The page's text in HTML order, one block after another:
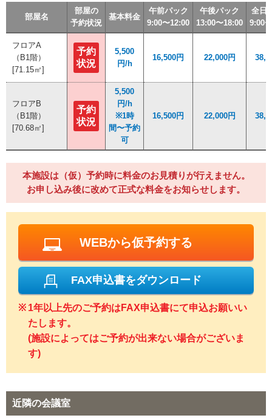
部屋名
部屋の
予約状況
基本料金
午前パック
9:00〜12:00
午後パック
13:00〜18:00
全日
9:00
部屋名
部屋の
予約状況
基本料金
午前パック
9:00〜12:00
午後パック
13:00〜18:00
全日
9:00
部屋名
部屋の
予約状況
基本料金
午前パック
9:00〜12:00
午後パック
13:00〜18:00
全日
9:00
フロアA
（B1階）
[71.15㎡]
予約
状況
5,500
円/h
16,500円 22,000円
フロアB
（B1階）
[70.68㎡]
予約
状況
5,500
円/h
※1時
間〜予約
可
16,500円 22,000円
部屋名
部屋の
予約状況
基本料金
午前パック
9:00〜12:00
午後パック
13:00〜18:00
全日
9:00
フロアA
（B1階）
[71.15㎡]
予約
状況
5,500
円/h
16,500円 22,000円
フロアB
（B1階）
[70.68㎡]
予約
状況
5,500
円/h
※1時
間〜予約
可
16,500円 22,000円
本施設は（仮）予約時に料金のお見積りが行えません。
お申し込み後に改めて正式な料金をお知らせします。
WEBから仮予約する
FAX申込書をダウンロード
1年以上先のご予約はFAX申込書にて申込お願いい
たします。
(施設によってはご予約が出来ない場合がございま
す)
近隣の会議室